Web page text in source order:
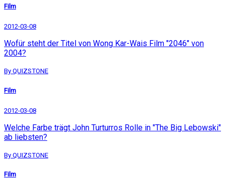
Film
2012-03-08
Wofür steht der Titel von Wong Kar-Wais Film "2046" von
2004?
By QUIZSTONE
Film
2012-03-08
Welche Farbe trägt John Turturros Rolle in "The Big Lebowski"
ab liebsten?
By QUIZSTONE
Film